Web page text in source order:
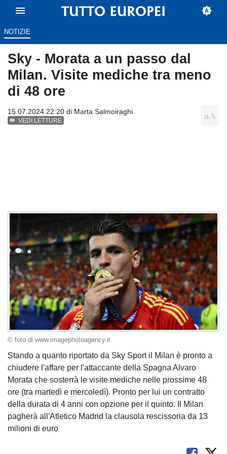
NOTIZIE
Sky - Morata a un passo dal
Milan. Visite mediche tra meno
di 48 ore
15.07.2024 22:20 di Marta Salmoiraghi
VEDI LETTURE
© foto di www.imagephotoagency.it
Stando a quanto riportato da Sky Sport il Milan è pronto a
chiudere l'affare per l'attaccante della Spagna Alvaro
Morata che sosterrà le visite mediche nelle prossime 48
ore (tra martedì e mercoledì). Pronto per lui un contratto
della durata di 4 anni con opzione per il quinto. Il Milan
pagherà all'Atletico Madrid la clausola rescissoria da 13
milioni di euro